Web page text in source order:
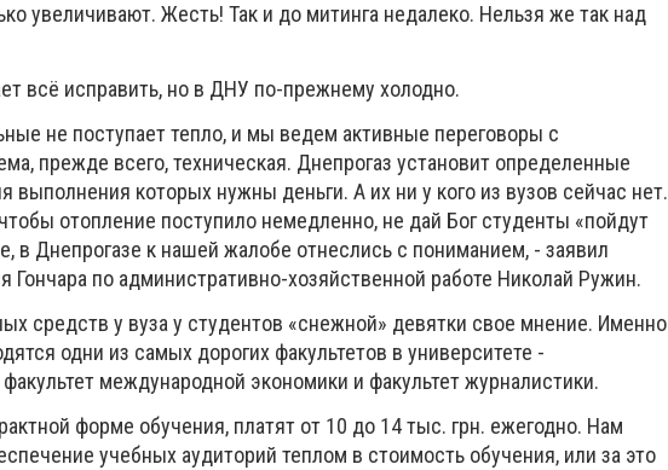
увеличивают. Жесть! Так и до митинга недалеко. Нельзя же так над
всё исправить, но в ДНУ по-прежнему холодно.
не поступает тепло, и мы ведем активные переговоры с
прежде всего, техническая. Днепрогаз установит определенные
выполнения которых нужны деньги. А их ни у кого из вузов сейчас нет.
отопление поступило немедленно, не дай Бог студенты «пойдут
в Днепрогазе к нашей жалобе отнеслись с пониманием, - заявил
по административно-хозяйственной работе Николай Ружин.
средств у вуза у студентов «снежной» девятки свое мнение. Именно
одни из самых дорогих факультетов в университете -
международной экономики и факультет журналистики.
форме обучения, платят от 10 до 14 тыс. грн. ежегодно. Нам
учебных аудиторий теплом в стоимость обучения, или за это